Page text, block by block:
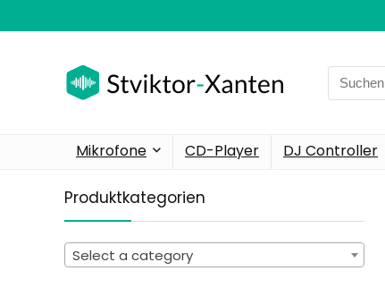
Search
for:
Mikrofone CD-Player DJ Controller
Produktkategorien
Select a category